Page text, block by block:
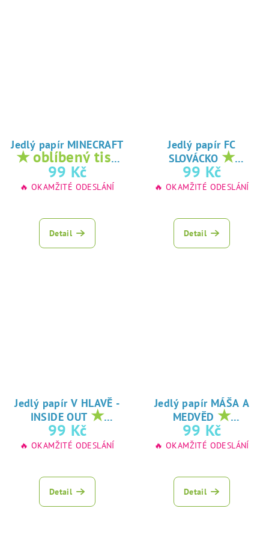
Jedlý papír MINECRAFT
★ oblíbený tisk
na jedlý papír
99 Kč
🔥 OKAMŽITÉ ODESLÁNÍ
Detail
Jedlý papír FC
SLOVÁCKO ★
oblíbený tisk na
jedlý papír
99 Kč
🔥 OKAMŽITÉ ODESLÁNÍ
Detail
Jedlý papír V HLAVĚ -
INSIDE OUT ★
oblíbený tisk na
jedlý papír
99 Kč
🔥 OKAMŽITÉ ODESLÁNÍ
Detail
Jedlý papír MÁŠA A
MEDVĚD ★
oblíbený tisk na
jedlý papír
99 Kč
🔥 OKAMŽITÉ ODESLÁNÍ
Detail